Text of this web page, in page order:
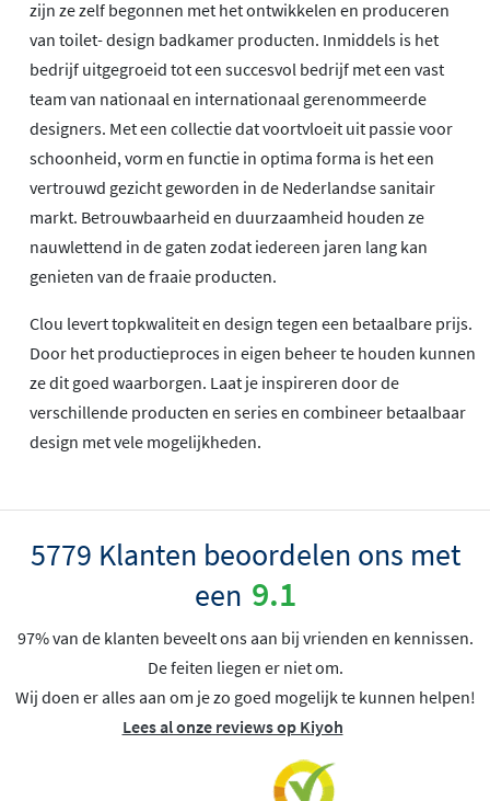
zijn ze zelf begonnen met het ontwikkelen en produceren
van toilet- design badkamer producten. Inmiddels is het
bedrijf uitgegroeid tot een succesvol bedrijf met een vast
team van nationaal en internationaal gerenommeerde
designers. Met een collectie dat voortvloeit uit passie voor
schoonheid, vorm en functie in optima forma is het een
vertrouwd gezicht geworden in de Nederlandse sanitair
markt. Betrouwbaarheid en duurzaamheid houden ze
nauwlettend in de gaten zodat iedereen jaren lang kan
genieten van de fraaie producten.
Clou levert topkwaliteit en design tegen een betaalbare prijs.
Door het productieproces in eigen beheer te houden kunnen
ze dit goed waarborgen. Laat je inspireren door de
verschillende producten en series en combineer betaalbaar
design met vele mogelijkheden.
5779 Klanten beoordelen ons met
een 9.1
97% van de klanten beveelt ons aan bij vrienden en kennissen.
De feiten liegen er niet om.
Wij doen er alles aan om je zo goed mogelijk te kunnen helpen!
Lees al onze reviews op Kiyoh